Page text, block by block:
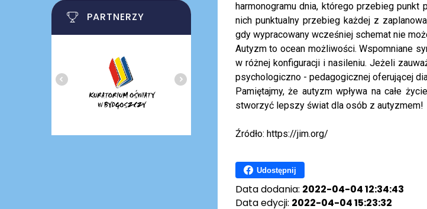
harmonogramu dnia, którego przebieg
nich punktualny przebieg każdej z
gdy wypracowany wcześniej schemat nie
Autyzm to ocean możliwości. Wspomniane
w różnej konfiguracji i nasileniu. Jeżeli
psychologiczno - pedagogicznej oferującej
Pamiętajmy, że autyzm wpływa na całe
stworzyć lepszy świat dla osób z autyzmem!
Źródło: https://jim.org/
Udostępnij
Data dodania: 2022-04-04 12:34:43
Data edycji: 2022-04-04 15:23:32
PARTNERZY